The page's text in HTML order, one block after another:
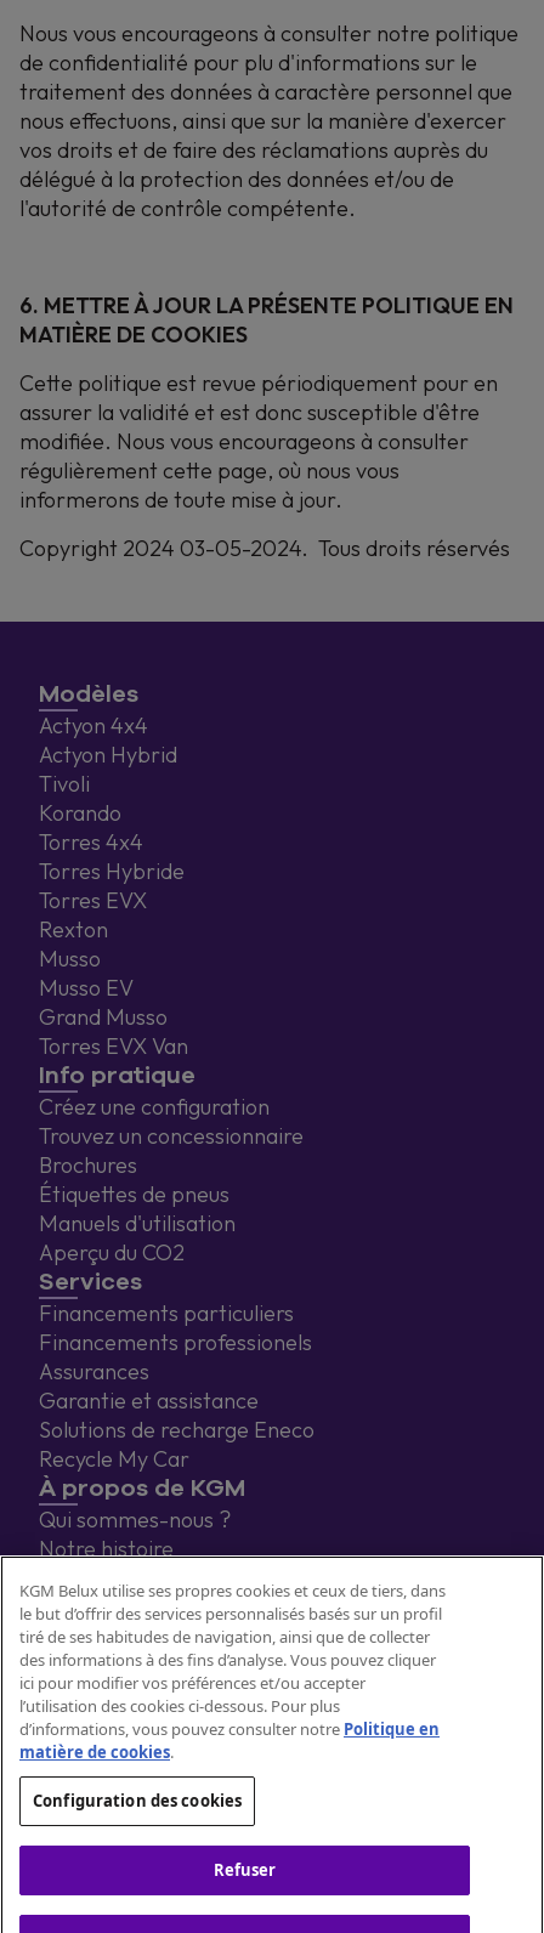
Nous vous encourageons à consulter notre politique
de confidentialité pour plu d'informations sur le
traitement des données à caractère personnel que
nous effectuons, ainsi que sur la manière d'exercer
vos droits et de faire des réclamations auprès du
délégué à la protection des données et/ou de
l'autorité de contrôle compétente.
6. METTRE À JOUR LA PRÉSENTE POLITIQUE EN
MATIÈRE DE COOKIES
Cette politique est revue périodiquement pour en
assurer la validité et est donc susceptible d'être
modifiée. Nous vous encourageons à consulter
régulièrement cette page, où nous vous
informerons de toute mise à jour.
Copyright 2024 03-05-2024. Tous droits réservés
Modèles
Actyon 4x4
Actyon Hybrid
Tivoli
Korando
Torres 4x4
Torres Hybride
Torres EVX
Rexton
Musso
Musso EV
Grand Musso
Torres EVX Van
Info pratique
Créez une configuration
Trouvez un concessionnaire
Brochures
Étiquettes de pneus
Manuels d'utilisation
Aperçu du CO2
Services
Financements particuliers
Financements professionels
Assurances
Garantie et assistance
Solutions de recharge Eneco
Recycle My Car
À propos de KGM
Qui sommes-nous ?
Notre histoire
Blog
Contact
Politique cookiesNos coordonnées
Aspects légaux
KGM Belux utilise ses propres cookies et ceux de tiers, dans
le but d’offrir des services personnalisés basés sur un profil
tiré de ses habitudes de navigation, ainsi que de collecter
des informations à des fins d’analyse. Vous pouvez cliquer
ici pour modifier vos préférences et/ou accepter
l’utilisation des cookies ci-dessous. Pour plus
d’informations, vous pouvez consulter notre Politique en
matière de cookies.
Configuration des cookies
Refuser